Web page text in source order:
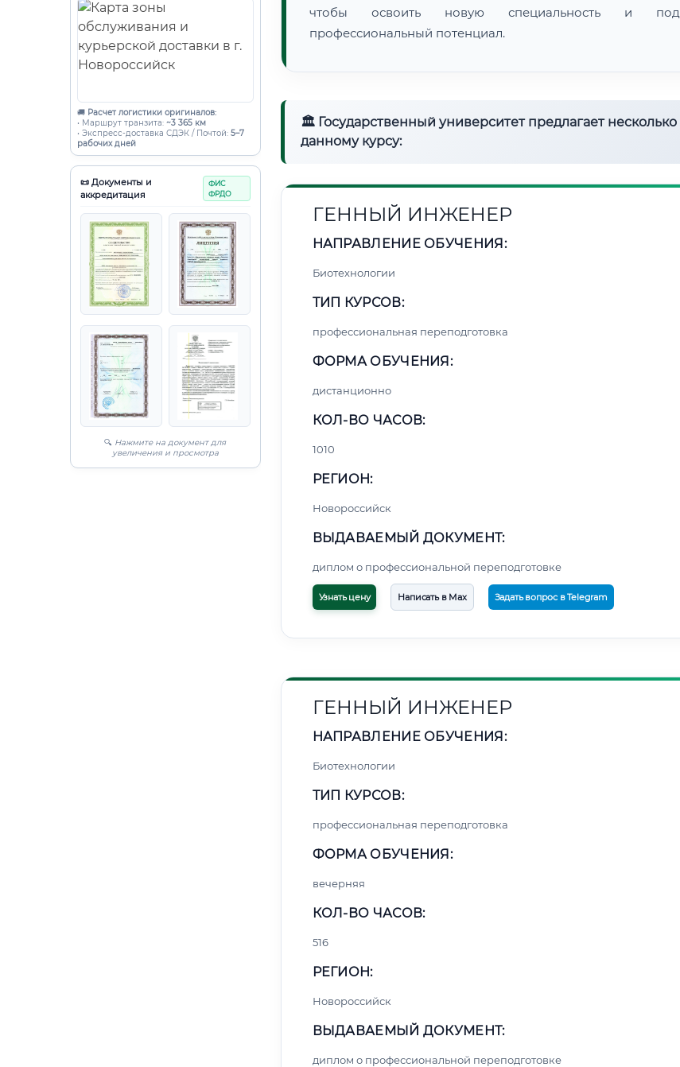
🚚 Расчет логистики оригиналов:
• Маршрут транзита: ~3 365 км
• Экспресс-доставка СДЭК / Почтой: 5–7
рабочих дней
📜 Документы и
аккредитация
ФИС
ФРДО
🔍 Нажмите на документ для
увеличения и просмотра
чтобы освоить новую специальность и
профессиональный потенциал.
🏛 Государственный университет предлагает
данному курсу:
ГЕННЫЙ ИНЖЕНЕР
НАПРАВЛЕНИЕ ОБУЧЕНИЯ:
Биотехнологии
ТИП КУРСОВ:
профессиональная переподготовка
ФОРМА ОБУЧЕНИЯ:
дистанционно
КОЛ-ВО ЧАСОВ:
1010
РЕГИОН:
Новороссийск
ВЫДАВАЕМЫЙ ДОКУМЕНТ:
диплом о профессиональной переподготовке
Узнать цену Написать в Max Задать вопрос в Telegram
ГЕННЫЙ ИНЖЕНЕР
НАПРАВЛЕНИЕ ОБУЧЕНИЯ:
Биотехнологии
ТИП КУРСОВ:
профессиональная переподготовка
ФОРМА ОБУЧЕНИЯ:
вечерняя
КОЛ-ВО ЧАСОВ:
516
РЕГИОН:
Новороссийск
ВЫДАВАЕМЫЙ ДОКУМЕНТ:
диплом о профессиональной переподготовке